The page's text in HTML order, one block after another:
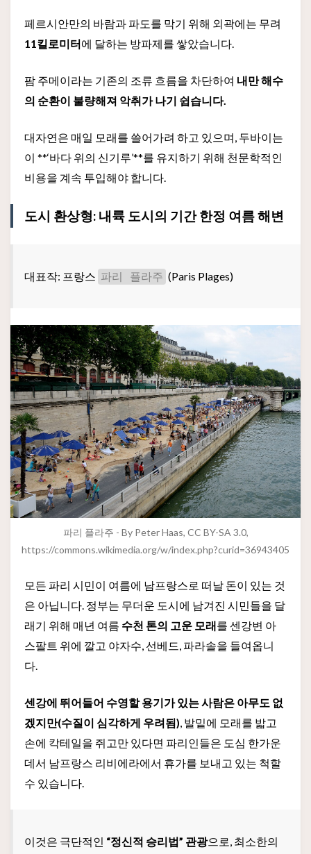
페르시안만의 바람과 파도를 막기 위해 외곽에는 무려
11킬로미터에 달하는 방파제를 쌓았습니다.
팜 주메이라는 기존의 조류 흐름을 차단하여 내만 해수
의 순환이 불량해져 악취가 나기 쉽습니다.
대자연은 매일 모래를 쓸어가려 하고 있으며, 두바이는
이 **‘바다 위의 신기루’**를 유지하기 위해 천문학적인
비용을 계속 투입해야 합니다.
도시 환상형: 내륙 도시의 기간 한정 여름 해변
대표작: 프랑스 파리 플라주 (Paris Plages)
파리 플라주 - By Peter Haas, CC BY-SA 3.0,
https://commons.wikimedia.org/w/index.php?curid=36943405
모든 파리 시민이 여름에 남프랑스로 떠날 돈이 있는 것
은 아닙니다. 정부는 무더운 도시에 남겨진 시민들을 달
래기 위해 매년 여름 수천 톤의 고운 모래를 센강변 아
스팔트 위에 깔고 야자수, 선베드, 파라솔을 들여옵니
다.
센강에 뛰어들어 수영할 용기가 있는 사람은 아무도 없
겠지만(수질이 심각하게 우려됨), 발밑에 모래를 밟고
손에 칵테일을 쥐고만 있다면 파리인들은 도심 한가운
데서 남프랑스 리비에라에서 휴가를 보내고 있는 척할
수 있습니다.
이것은 극단적인 “정신적 승리법” 관광으로, 최소한의